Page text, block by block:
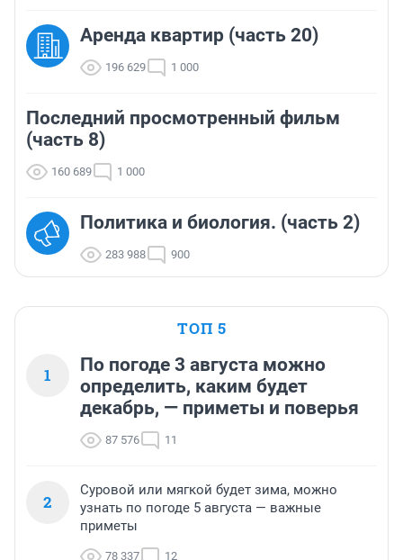
Аренда квартир (часть 20)
196 629 1 000
Последний просмотренный фильм
(часть 8)
160 689 1 000
Политика и биология. (часть 2)
283 988 900
ТОП 5
1
По погоде 3 августа можно
определить, каким будет
декабрь, — приметы и поверья
87 576 11
2
Суровой или мягкой будет зима, можно
узнать по погоде 5 августа — важные
приметы
78 337 12